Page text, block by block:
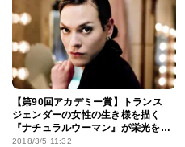
【第90回アカデミー賞】トランス
ジェンダーの女性の生き様を描く
『ナチュラルウーマン』が栄光を掴
む！
2018/3/5 11:32